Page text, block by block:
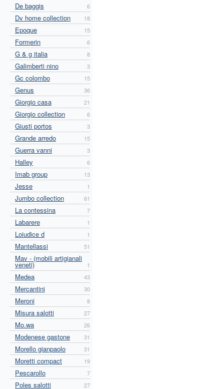
De baggis 6
Dv home collection 18
Epoque 15
Formerin 6
G & g italia 8
Galimberti nino 3
Gc colombo 15
Genus 36
Giorgio casa 21
Giorgio collection 6
Giusti portos 3
Grande arredo 15
Guerra vanni 3
Halley 6
Imab group 13
Jesse 1
Jumbo collection 61
La contessina 7
Labarere 1
Loiudice d 1
Mantellassi 51
Mav - (mobili artigianali
veneti) 1
Medea 43
Mercantini 30
Meroni 8
Misura salotti 27
Mo.wa 26
Modenese gastone 31
Morello gianpaolo 31
Moretti compact 19
Pescarollo 7
Poles salotti 27